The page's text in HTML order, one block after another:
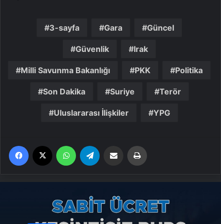
3-sayfa Gara Güncel
Güvenlik Irak
Milli Savunma Bakanlığı PKK Politika
Son Dakika Suriye Terör
Uluslararası İlişkiler YPG
Facebook WhatsApp Email'den paylaş